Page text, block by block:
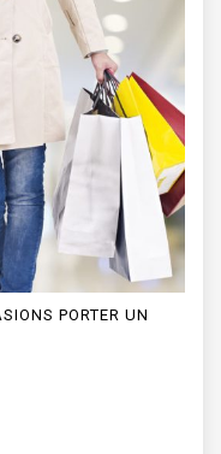
PORTER UN